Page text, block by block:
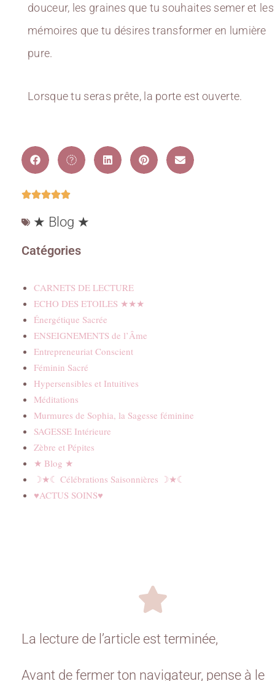
douceur, les graines que tu souhaites semer et les
mémoires que tu désires transformer en lumière
pure.
Lorsque tu seras prête, la porte est ouverte.
★ Blog ★
Catégories
CARNETS DE LECTURE
ECHO DES ETOILES ★★★
Énergétique Sacrée
ENSEIGNEMENTS de l’Âme
Entrepreneuriat Conscient
Féminin Sacré
Hypersensibles et Intuitives
Méditations
Murmures de Sophia, la Sagesse féminine
SAGESSE Intérieure
Zèbre et Pépites
★ Blog ★
☽★☾ Célébrations Saisonnières ☽★☾
♥ACTUS SOINS♥
La lecture de l’article est terminée,
Avant de fermer ton navigateur, pense à le